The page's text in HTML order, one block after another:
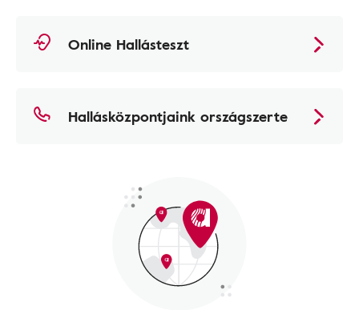
Online Hallásteszt
Hallásközpontjaink országszerte